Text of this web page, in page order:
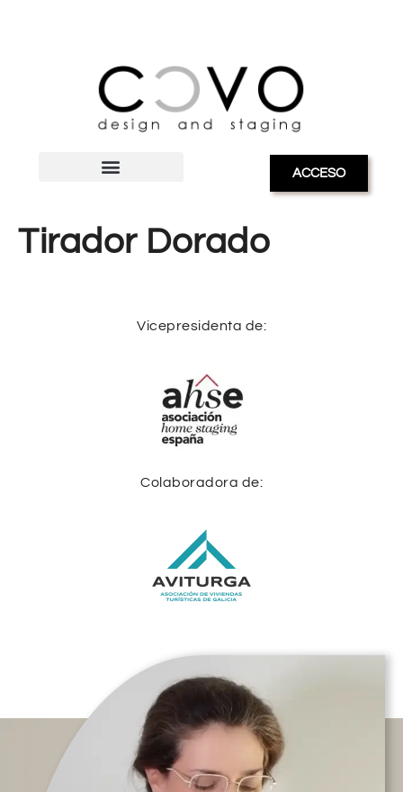
ACCESO
Tirador Dorado
Vicepresidenta de:
Colaboradora de: